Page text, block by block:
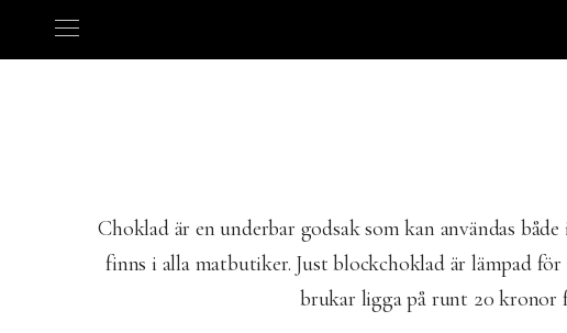
Choklad är en underbar godsak som kan användas
finns i alla matbutiker. Just blockchoklad är lämpad
brukar ligga på runt 20 kronor